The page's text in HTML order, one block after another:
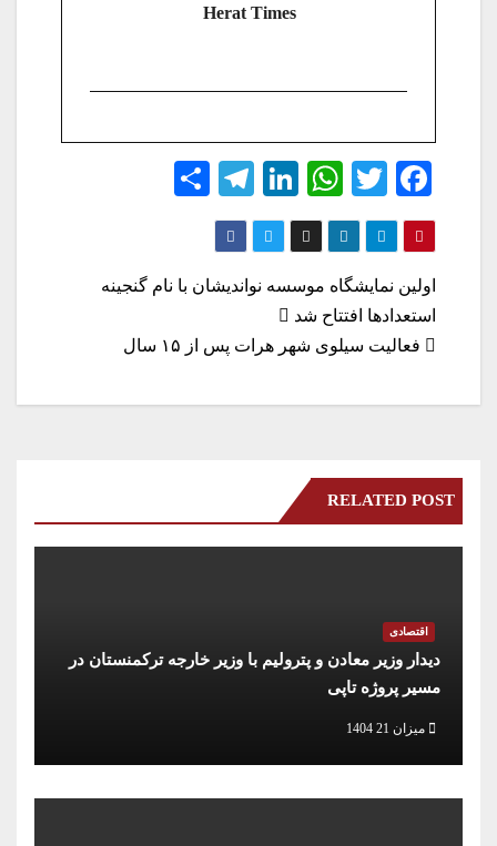
Herat Times
Fa
ce
bo
ok
T
wi
tte
r
W
ha
ts
A
pp
Li
nk
ed
In
Te
le
gr
a
راهبری
نوشته
اولین نمایشگاه موسسه نواندیشان با نام گنجینه
استعدادها افتتاح شد
فعالیت سیلوی شهر هرات پس از ۱۵ سال
RELATED POST
اقتصادی
دیدار وزیر معادن و پترولیم با وزیر خارجه ترکمنستان در
مسیر پروژه تاپی
میزان 21 1404